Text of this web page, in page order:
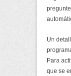
Un
Para
que se